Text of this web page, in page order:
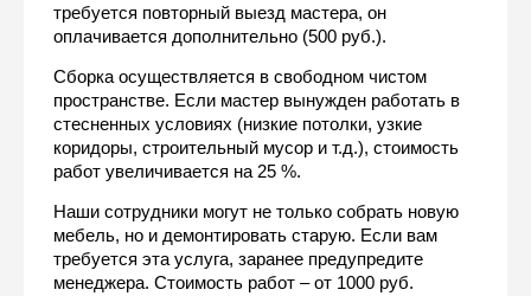
требуется повторный выезд мастера, он
оплачивается дополнительно (500 руб.).
Сборка осуществляется в свободном чистом
пространстве. Если мастер вынужден работать в
стесненных условиях (низкие потолки, узкие
коридоры, строительный мусор и т.д.), стоимость
работ увеличивается на 25 %.
Наши сотрудники могут не только собрать новую
мебель, но и демонтировать старую. Если вам
требуется эта услуга, заранее предупредите
менеджера. Стоимость работ – от 1000 руб.